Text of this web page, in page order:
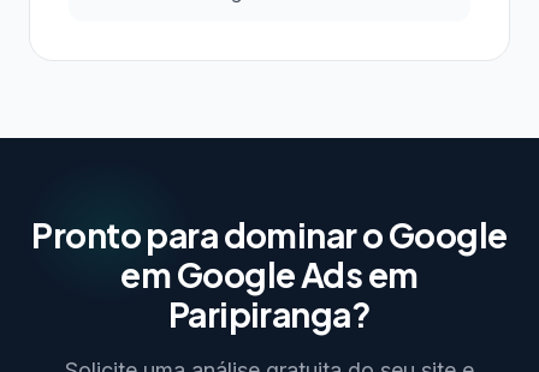
Pronto para dominar o Google
em Google Ads em
Paripiranga?